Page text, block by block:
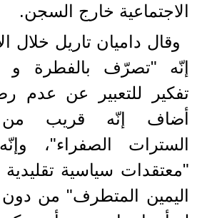
الاجتماعية خارج السجن.
وقال داميان تاريل خلال
إنّه "تصرّف بالفطرة
تفكير للتعبير عن عدم
أضاف إنّه قريب
السترات الصفراء"،
"معتقدات سياسية تقليدية
اليمين المتطرف" من